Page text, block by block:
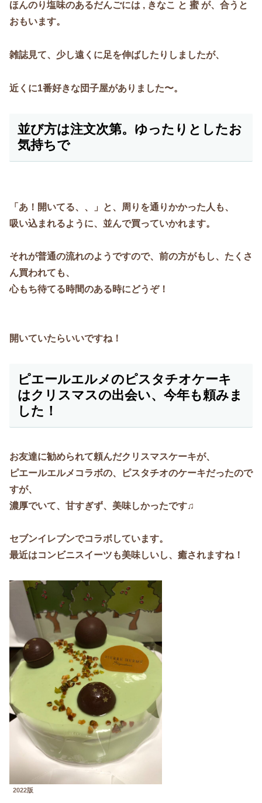
ほんのり塩味のあるだんごには , きなこ と 蜜 が、合うと
おもいます。
雑誌見て、少し遠くに足を伸ばしたりしましたが、
近くに1番好きな団子屋がありました〜。
並び方は注文次第。ゆったりとしたお
気持ちで
「あ！開いてる、、」と、周りを通りかかった人も、
吸い込まれるように、並んで買っていかれます。
それが普通の流れのようですので、前の方がもし、たくさ
ん買われても、
心もち待てる時間のある時にどうぞ！
開いていたらいいですね！
ピエールエルメのピスタチオケーキ
はクリスマスの出会い、今年も頼みま
した！
お友達に勧められて頼んだクリスマスケーキが、
ピエールエルメコラボの、ピスタチオのケーキだったので
すが、
濃厚でいて、甘すぎず、美味しかったです♫
セブンイレブンでコラボしています。
最近はコンビニスイーツも美味しいし、癒されますね！
2022版